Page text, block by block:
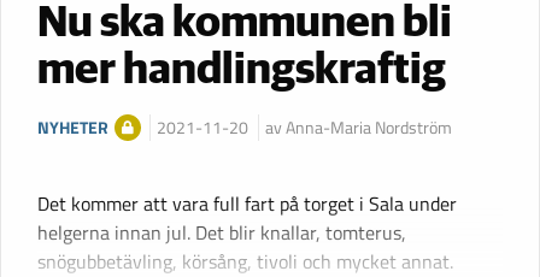
Nu ska kommunen bli
mer handlingskraftig
NYHETER 2021-11-20 av Anna-Maria Nordström
Det kommer att vara full fart på torget i Sala under
helgerna innan jul. Det blir knallar, tomterus,
snögubbetävling, körsång, tivoli och mycket annat.